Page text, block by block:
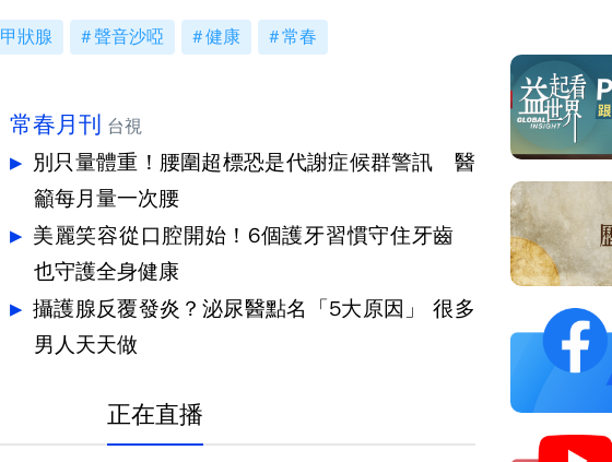
甲狀腺 聲音沙啞 健康 常春
常春月刊 台視
別只量體重！腰圍超標恐是代謝症候群警訊 醫
籲每月量一次腰
美麗笑容從口腔開始！6個護牙習慣守住牙齒
也守護全身健康
攝護腺反覆發炎？泌尿醫點名「5大原因」 很多
男人天天做
正在直播